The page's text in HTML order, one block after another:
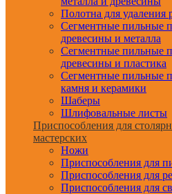
Полотна для удаления
Сегментные пильные
древесины и металла
Сегментные пильные
древесины и пластика
Сегментные пильные
камня и керамики
Шаберы
Шлифовальные листы
Приспособления для
мастерских
Ножи
Приспособления для
Приспособления для
Приспособления для